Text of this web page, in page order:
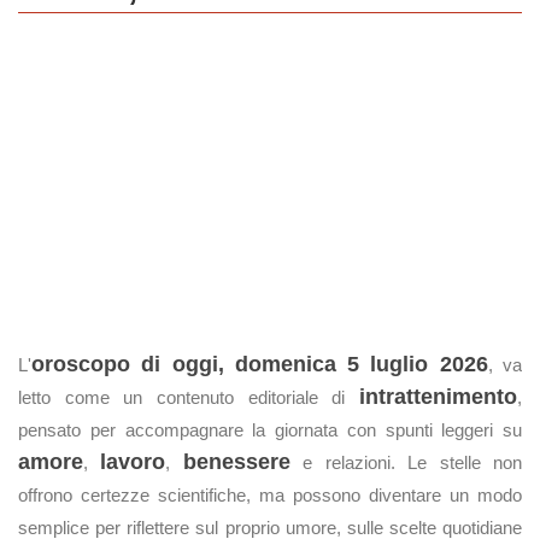
L'oroscopo di oggi, domenica 5 luglio 2026, va
letto come un contenuto editoriale di intrattenimento,
pensato per accompagnare la giornata con spunti leggeri su
amore, lavoro, benesseree relazioni. Le stelle non
offrono certezze scientifiche, ma possono diventare un modo
semplice per riflettere sul proprio umore, sulle scelte quotidiane